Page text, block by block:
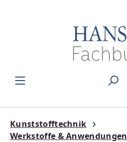
Kunststofftechnik
Werkstoffe & Anwendungen